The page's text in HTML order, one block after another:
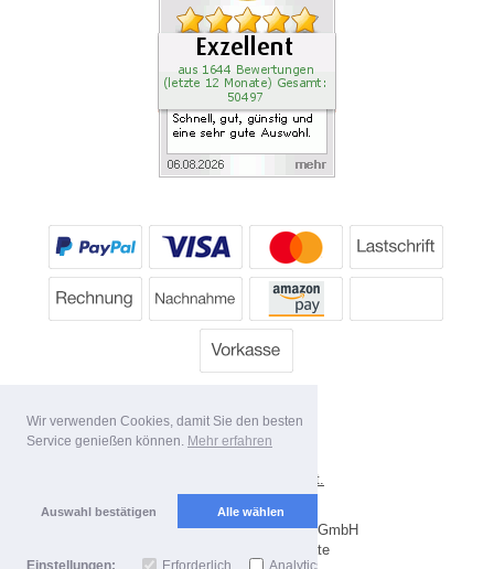
Wir verwenden Cookies, damit Sie den besten
Service genießen können. Mehr erfahren
Auswahl bestätigen Alle wählen
Einstellungen: Erforderlich Analytics
Alle Preise inkl. MwSt.
Lieferbedingungen
Copyright 2026 by Dartpoint GmbH
Mobile Shop by Shopgate